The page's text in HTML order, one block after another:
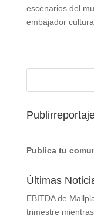
escenarios del
embajador
Publica tu
Últimas
EBITDA de
trimestre